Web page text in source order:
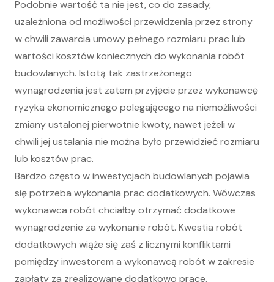
Podobnie wartość ta nie jest, co do zasady,
uzależniona od możliwości przewidzenia przez strony
w chwili zawarcia umowy pełnego rozmiaru prac lub
wartości kosztów koniecznych do wykonania robót
budowlanych. Istotą tak zastrzeżonego
wynagrodzenia jest zatem przyjęcie przez wykonawcę
ryzyka ekonomicznego polegającego na niemożliwości
zmiany ustalonej pierwotnie kwoty, nawet jeżeli w
chwili jej ustalania nie można było przewidzieć rozmiaru
lub kosztów prac.
Bardzo często w inwestycjach budowlanych pojawia
się potrzeba wykonania prac dodatkowych. Wówczas
wykonawca robót chciałby otrzymać dodatkowe
wynagrodzenie za wykonanie robót. Kwestia robót
dodatkowych wiąże się zaś z licznymi konfliktami
pomiędzy inwestorem a wykonawcą robót w zakresie
zapłaty za zrealizowane dodatkowo prace.